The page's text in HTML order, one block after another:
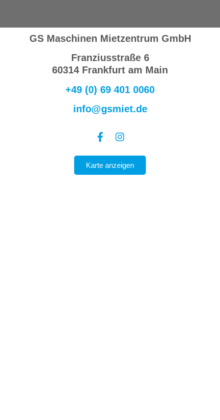
GS Maschinen Mietzentrum GmbH
Franziusstraße 6
60314 Frankfurt am Main
+49 (0) 69 401 0060
info@gsmiet.de
Karte anzeigen